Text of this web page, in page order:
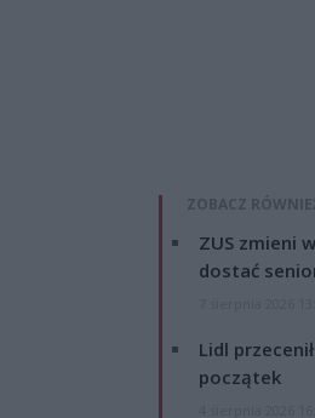
ZOBACZ
ZUS zmieni
dostać
Lidl
początek